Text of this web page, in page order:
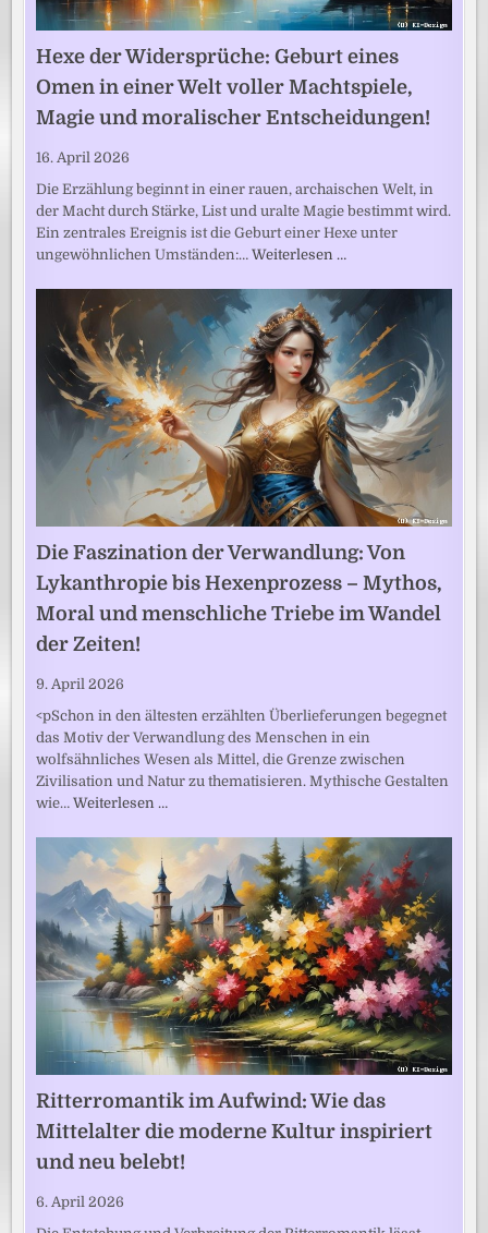
Hexe der Widersprüche: Geburt eines
Omen in einer Welt voller Machtspiele,
Magie und moralischer Entscheidungen!
16. April 2026
Die Erzählung beginnt in einer rauen, archaischen Welt, in
der Macht durch Stärke, List und uralte Magie bestimmt wird.
Ein zentrales Ereignis ist die Geburt einer Hexe unter
ungewöhnlichen Umständen:…Weiterlesen …
Die Faszination der Verwandlung: Von
Lykanthropie bis Hexenprozess – Mythos,
Moral und menschliche Triebe im Wandel
der Zeiten!
9. April 2026
<pSchon in den ältesten erzählten Überlieferungen begegnet
das Motiv der Verwandlung des Menschen in ein
wolfsähnliches Wesen als Mittel, die Grenze zwischen
Zivilisation und Natur zu thematisieren. Mythische Gestalten
wie…Weiterlesen …
Ritterromantik im Aufwind: Wie das
Mittelalter die moderne Kultur inspiriert
und neu belebt!
6. April 2026